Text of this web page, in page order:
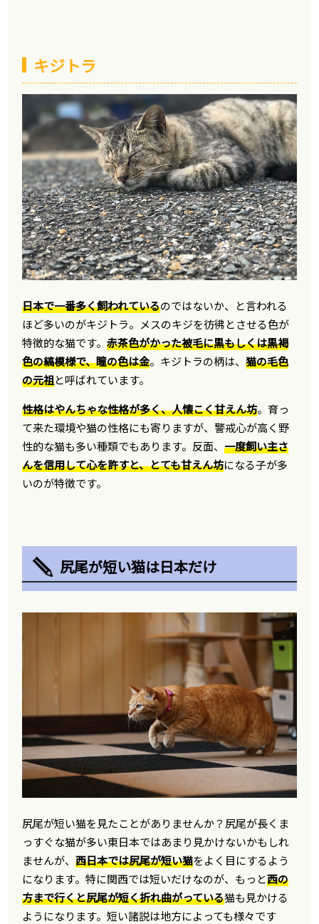
キジトラ
日本で一番多く飼われているのではないか、と言われる
ほど多いのがキジトラ。メスのキジを彷彿とさせる色が
特徴的な猫です。赤茶色がかった被毛に黒もしくは黒褐
色の縞模様で、瞳の色は金。キジトラの柄は、猫の毛色
の元祖と呼ばれています。
性格はやんちゃな性格が多く、人懐こく甘えん坊。育っ
て来た環境や猫の性格にも寄りますが、警戒心が高く野
性的な猫も多い種類でもあります。反面、一度飼い主さ
んを信用して心を許すと、とても甘えん坊になる子が多
いのが特徴です。
尻尾が短い猫は日本だけ
尻尾が短い猫を見たことがありませんか？尻尾が長くま
っすぐな猫が多い東日本ではあまり見かけないかもしれ
ませんが、西日本では尻尾が短い猫をよく目にするよう
になります。特に関西では短いだけなのが、もっと西の
方まで行くと尻尾が短く折れ曲がっている猫も見かける
ようになります。短い諸説は地方によっても様々です